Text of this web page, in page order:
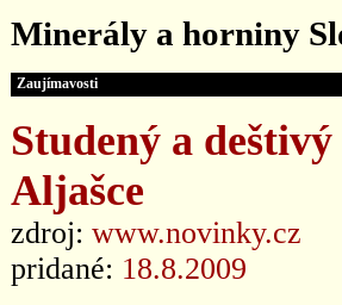
Minerály a horniny
Zaujímavosti
Studený a
Aljašce
zdroj: www.novinky.cz
pridané: 18.8.2009